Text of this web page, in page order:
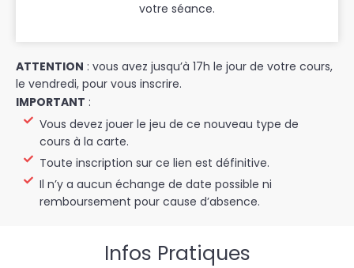
votre séance.
ATTENTION : vous avez jusqu’à 17h le jour de votre cours,
le vendredi, pour vous inscrire.
IMPORTANT :
Vous devez jouer le jeu de ce nouveau type de
cours à la carte.
Toute inscription sur ce lien est définitive.
Il n’y a aucun échange de date possible ni
remboursement pour cause d’absence.
Infos Pratiques